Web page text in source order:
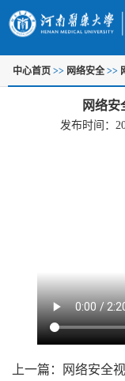
中心首页 >> 网络安全 >>
网络安
发布时间：
上一篇：网络安全